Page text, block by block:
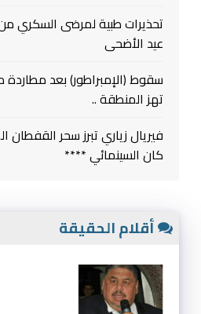
تحذيرات طبية لمرضى السكري
عيد الأضحى
تهز المنطقة ..
فيريال زياري تبرز سحر
كان السينمائي ****
أقلام الحقيقة